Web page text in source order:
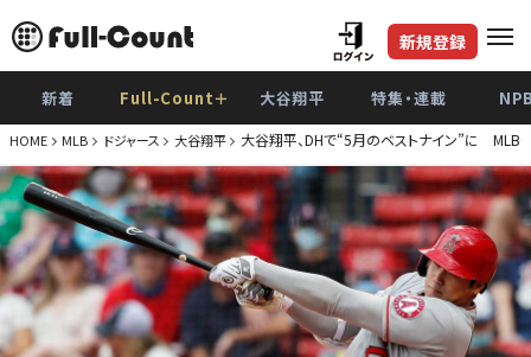
新規登録
新着 Full-Count＋ 大谷翔平 特集・連載
HOME MLB ドジャース 大谷翔平 大谷翔平、DHで“5月のベストナイン”に MLB